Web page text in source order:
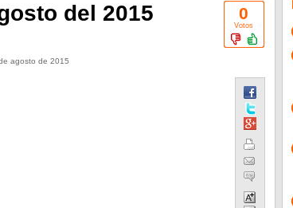
0
Votos
del 2015
agosto de 2015